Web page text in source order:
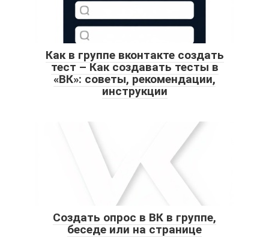
Как в группе вконтакте создать
тест – Как создавать тесты в
«ВК»: советы, рекомендации,
инструкции
Создать опрос в ВК в группе,
беседе или на странице